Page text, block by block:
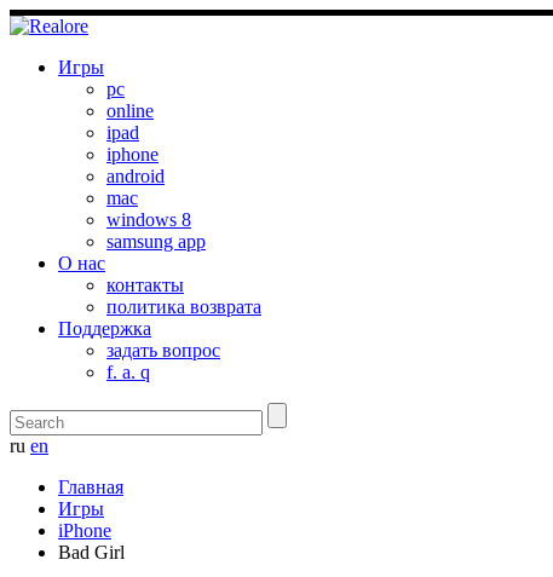
Игры
pc
online
ipad
iphone
android
mac
windows 8
samsung app
О нас
контакты
политика возврата
Поддержка
задать вопрос
f. a. q
ru en
Главная
Игры
iPhone
Bad Girl